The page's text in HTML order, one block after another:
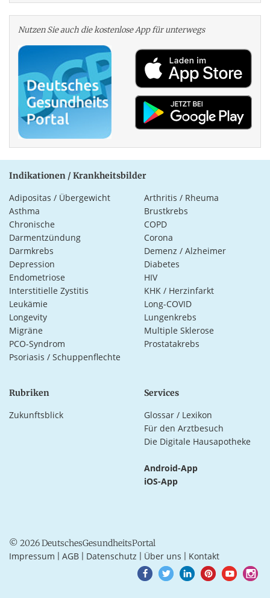
Nutzen Sie auch die kosten­lose App für unterwegs
Indikationen / Krankheitsbilder
Adipositas / Übergewicht
Arthritis / Rheuma
Asthma
Brustkrebs
Chronische
Darmentzündung
COPD
Corona
Darmkrebs
Demenz / Alzheimer
Depression
Diabetes
Endometriose
HIV
Interstitielle Zystitis
KHK / Herzinfarkt
Leukämie
Long-COVID
Longevity
Lungenkrebs
Migräne
Multiple Sklerose
PCO-Syndrom
Prostatakrebs
Psoriasis / Schuppenflechte
Rubriken
Zukunftsblick
Services
Glossar / Lexikon
Für den Arztbesuch
Die Digitale Hausapotheke
Android-App
iOS-App
© 2026 DeutschesGesundheitsPortal
Impressum AGB Datenschutz Über uns Kontakt